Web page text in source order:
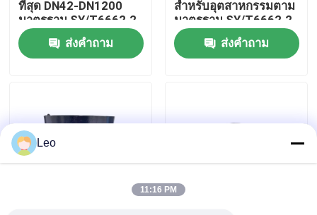
ควบคุมคุณภาพ
ข่าว
ขออ้าง
ที่สุด DN42-DN1200
มาตรฐาน SY/T6662.2-
2020 ภายใน 140 ตัว
อักษร
ส่งคำถาม
สำหรับอุตสาหกรรมตาม
มาตรฐาน SY/T6662.2-
2020
ส่งคำถาม
Leo
11:16 PM